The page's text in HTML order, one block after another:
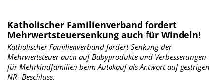
Katholischer Familienverband fordert
Mehrwertsteuersenkung auch für Windeln!
Katholischer Familienverband fordert Senkung der
Mehrwertsteuer auch auf Babyprodukte und Verbesserungen
für Mehrkindfamilien beim Autokauf als Antwort auf gestrigen
NR- Beschluss.